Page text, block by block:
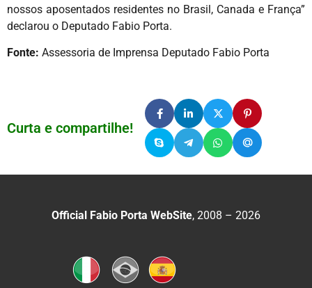
nossos aposentados residentes no Brasil, Canada e França”
declarou o Deputado Fabio Porta.
Fonte: Assessoria de Imprensa Deputado Fabio Porta
Curta e compartilhe!
Official Fabio Porta WebSite, 2008 – 2026